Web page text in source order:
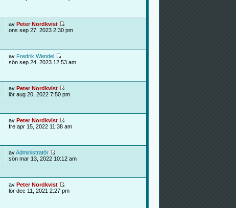
av Peter Nordkvist
ons sep 27, 2023 2:30 pm
av Fredrik Wendel
sön sep 24, 2023 12:53 am
av Peter Nordkvist
lör aug 20, 2022 7:50 pm
av Peter Nordkvist
fre apr 15, 2022 11:38 am
avAdministratör
sön mar 13, 2022 10:12 am
av Peter Nordkvist
lör dec 11, 2021 2:27 pm